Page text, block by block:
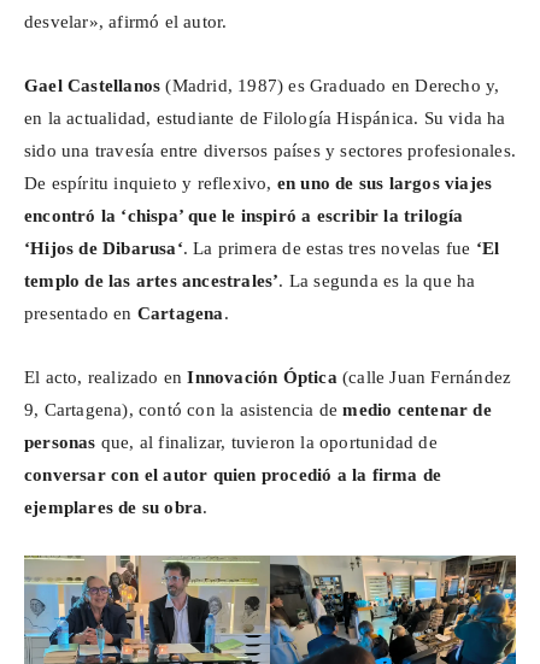
desvelar», afirmó el autor.
Gael Castellanos (Madrid, 1987) es Graduado en Derecho y,
en la actualidad, estudiante de Filología Hispánica. Su vida ha
sido una travesía entre diversos países y sectores profesionales.
De espíritu inquieto y reflexivo, en uno de sus largos viajes
encontró la ‘chispa’ que le inspiró a escribir la trilogía
‘Hijos de Dibarusa‘. La primera de estas tres novelas fue ‘El
templo de las artes ancestrales’. La segunda es la que ha
presentado en Cartagena.
El acto, realizado enInnovación Óptica (calle Juan Fernández
9, Cartagena), contó con la asistencia de medio centenar de
personas que, al finalizar, tuvieron la oportunidad de
conversar con el autor quien procedió a la firma de
ejemplares de su obra.